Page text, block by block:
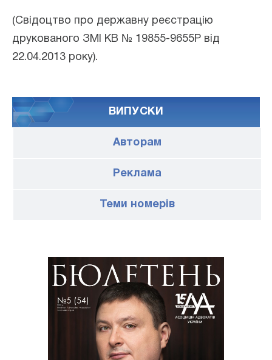
(Свідоцтво про державну реєстрацію
друкованого ЗМІ КВ № 19855-9655Р від
22.04.2013 року).
ВИПУСКИ
Авторам
Реклама
Теми номерів